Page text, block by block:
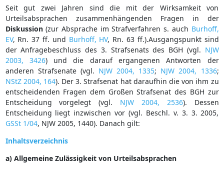
Seit gut zwei Jahren sind die mit der Wirksamkeit von
Urteilsabsprachen zusammenhängenden Fragen in der
Diskussion(zur Absprache im Strafverfahren s. auch Burhoff,
EV, Rn. 37 ff. und Burhoff, HV, Rn. 63 ff.).Ausgangspunkt sind
der Anfragebeschluss des 3. Strafsenats des BGH (vgl. NJW
2003, 3426) und die darauf ergangenen Antworten der
anderen Strafsenate (vgl. NJW 2004, 1335; NJW 2004, 1336;
NStZ 2004, 164). Der 3. Strafsenat hat daraufhin die von ihm zu
entscheidenden Fragen dem Großen Strafsenat des BGH zur
Entscheidung vorgelegt (vgl. NJW 2004, 2536). Dessen
Entscheidung liegt inzwischen vor (vgl. Beschl. v. 3. 3. 2005,
GSSt 1/04, NJW 2005, 1440). Danach gilt:
Inhaltsverzeichnis
a) Allgemeine Zulässigkeit von Urteilsabsprachen